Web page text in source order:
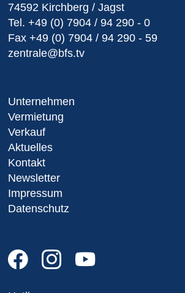
74592 Kirchberg / Jagst
Tel. +49 (0) 7904 / 94 290 - 0
Fax +49 (0) 7904 / 94 290 - 59
zentrale@bfs.tv
Unternehmen
Vermietung
Verkauf
Aktuelles
Kontakt
Newsletter
Impressum
Datenschutz